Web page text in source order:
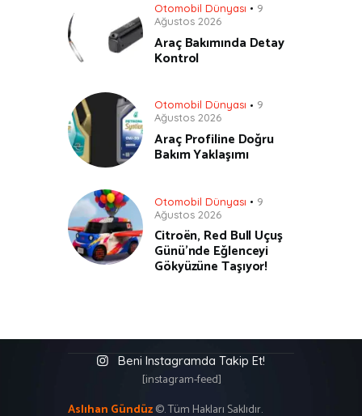
Otomobil Dünyası
9
Ağustos 2026
Araç Bakımında Detay
Kontrol
Otomobil Dünyası
9
Ağustos 2026
Araç Profiline Doğru
Bakım Yaklaşımı
Otomobil Dünyası
9
Ağustos 2026
Citroën, Red Bull Uçuş
Günü’nde Eğlenceyi
Gökyüzüne Taşıyor!
Beni Instagramda Takip Et!
[instagram-feed]
Aslıhan Gündüz©. Tüm Hakları Saklıdır.